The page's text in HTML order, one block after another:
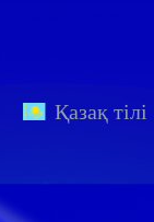
Қазақ тілі